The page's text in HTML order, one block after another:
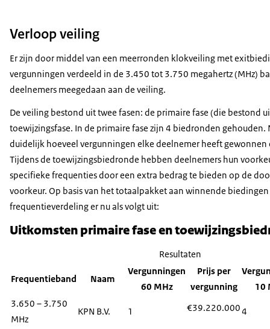
Verloop veiling
Er zijn door middel van een meerronden klokveiling met
vergunningen verdeeld in de 3.450 tot 3.750 megahertz (MHz)
deelnemers meegedaan aan de veiling.
De veiling bestond uit twee fasen: de primaire fase (die bestond
toewijzingsfase. In de primaire fase zijn 4 biedronden gehouden.
duidelijk hoeveel vergunningen elke deelnemer heeft gewonnen
Tijdens de toewijzingsbiedronde hebben deelnemers hun
specifieke frequenties door een extra bedrag te bieden op de
voorkeur. Op basis van het totaalpakket aan winnende biedingen
frequentieverdeling er nu als volgt uit:
Uitkomsten primaire fase en
Resultaten
Frequentieband Naam
Vergunningen
60 MHz
Prijs per
vergunning
10
3.650 – 3.750
MHz
KPN B.V. 1 €39.220.000 4